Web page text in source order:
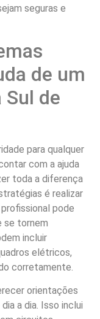
seguras e
de um
de
para qualquer
com a ajuda
toda a diferença
é realizar
pode
se tornem
incluir
elétricos,
corretamente.
orientações
a dia. Isso inclui